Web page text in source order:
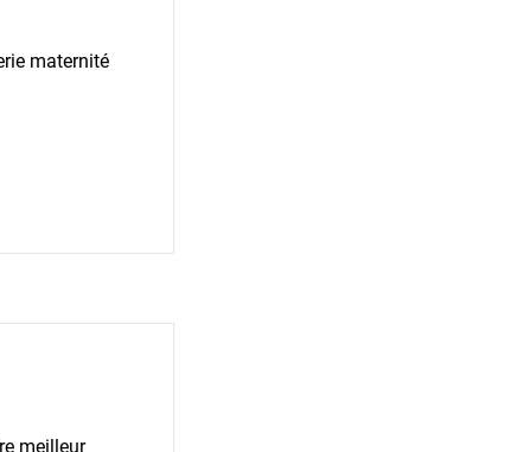
maternité
meilleur